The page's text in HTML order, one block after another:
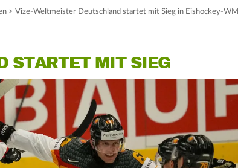
> Vize-Weltmeister Deutschland startet mit Sieg in Eishockey-WM
STARTET MIT SIEG